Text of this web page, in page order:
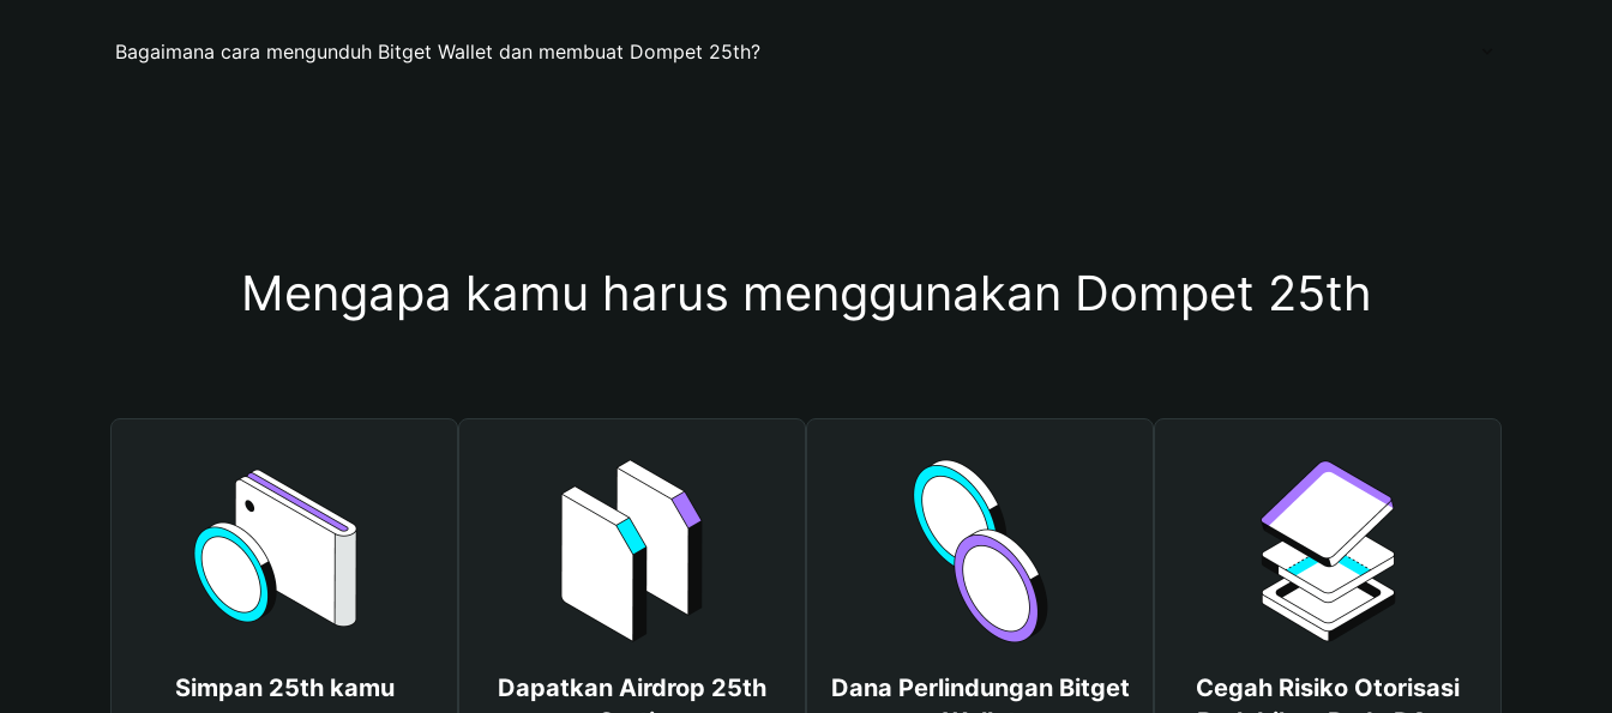
Bagaimana cara mengunduh Bitget Wallet dan membuat Dompet 25th?
Mengapa kamu harus menggunakan Dompet 25th
Simpan 25th kamu
Dapatkan Airdrop 25th
Dana Perlindungan Bitget
Cegah Risiko Otorisasi